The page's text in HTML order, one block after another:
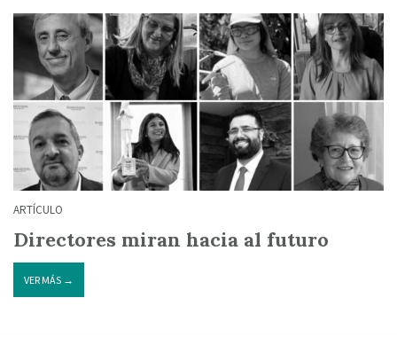
ARTÍCULO
Directores miran hacia al futuro
VER MÁS →